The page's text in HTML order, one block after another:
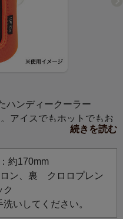
ハンディークーラー
アイスでもホットでもお
場合は水滴がテーブルに
続きを読む
約170mm
ン、裏 クロロプレン
いしてください。